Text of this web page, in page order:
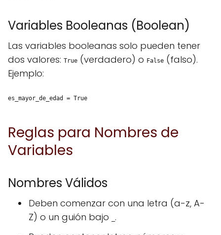
Variables Booleanas (Boolean)
Las variables booleanas solo pueden tener
dos valores: True (verdadero) o False (falso).
Ejemplo:
es_mayor_de_edad = True
Reglas para Nombres de
Variables
Nombres Válidos
Deben comenzar con una letra (a-z, A-
Z) o un guión bajo .